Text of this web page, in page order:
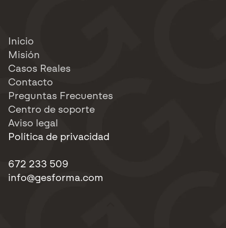
Inicio
Misión
Casos Reales
Contacto
Preguntas Frecuentes
Centro de soporte
Aviso legal
Política de privacidad
672 233 509
info@gesforma.com